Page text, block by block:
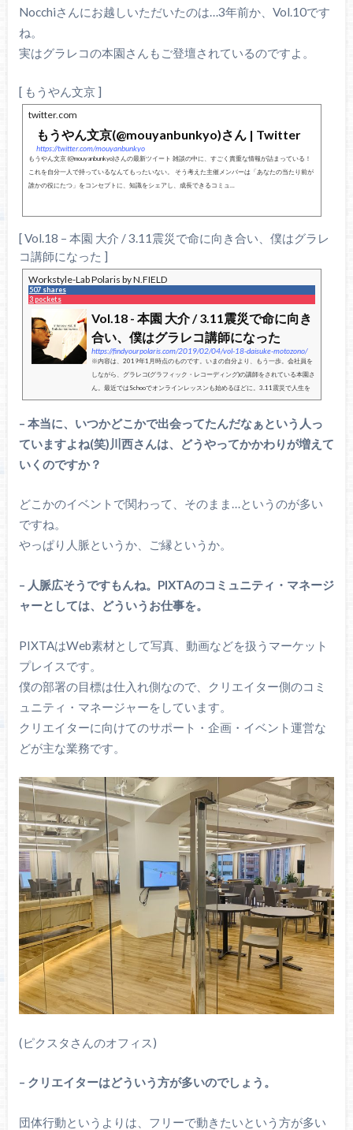
Nocchiさんにお越しいただいたのは…3年前か、Vol.10です
ね。
実はグラレコの本園さんもご登壇されているのですよ。
[ もうやん文京 ]
twitter.com
もうやん文京(@mouyanbunkyo)さん | Twitter
https://twitter.com/mouyanbunkyo
もうやん文京 (@mouyanbunkyo)さんの最新ツイート 雑談の中に、すごく貴重な情報が詰まっている！
これを自分一人で持っているなんてもったいない。 そう考えた主催メンバーは「あなたの当たり前が
誰かの役にたつ」をコンセプトに、知識をシェアし、成長できるコミュ...
[ Vol.18 – 本園 大介 / 3.11震災で命に向き合い、僕はグラレ
コ講師になった ]
Workstyle-Lab Polaris by N.FIELD
507 shares
3 pockets
Vol.18 - 本園 大介 / 3.11震災で命に向き
合い、僕はグラレコ講師になった
https://findyourpolaris.com/2019/02/04/vol-18-daisuke-motozono/
※内容は、2019年1月時点のものです。いまの自分より、もう一歩。会社員を
しながら、グラレコ(グラフィック・レコーディング)の講師をされている本園さ
ん。最近ではSchooでオンラインレッスンも始めるほどに。3.11震災で人生を
見つめ直したという彼。ライスワークとラ...
– 本当に、いつかどこかで出会ってたんだなぁという人っ
ていますよね(笑)川西さんは、どうやってかかわりが増えて
いくのですか？
どこかのイベントで関わって、そのまま…というのが多い
ですね。
やっぱり人脈というか、ご縁というか。
– 人脈広そうですもんね。PIXTAのコミュニティ・マネージ
ャーとしては、どういうお仕事を。
PIXTAはWeb素材として写真、動画などを扱うマーケット
プレイスです。
僕の部署の目標は仕入れ側なので、クリエイター側のコミ
ュニティ・マネージャーをしています。
クリエイターに向けてのサポート・企画・イベント運営な
どが主な業務です。
(ピクスタさんのオフィス)
– クリエイターはどういう方が多いのでしょう。
団体行動というよりは、フリーで動きたいという方が多い